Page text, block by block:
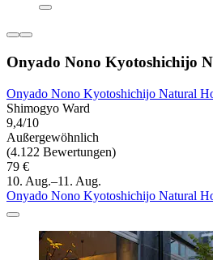
Onyado Nono Kyotoshichijo
Onyado Nono Kyotoshichijo Natural
Shimogyo Ward
9,4/10
Außergewöhnlich
(4.122 Bewertungen)
79 €
10. Aug.–11. Aug.
Onyado Nono Kyotoshichijo Natural